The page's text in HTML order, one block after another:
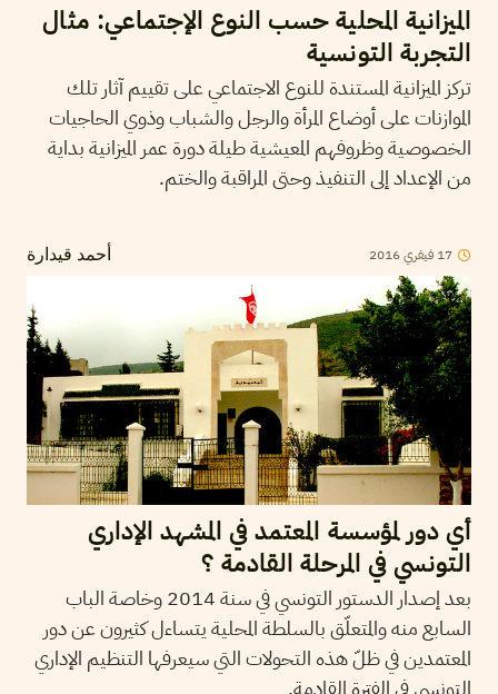
الميزانية المحلية حسب النوع الإجتماعي: مثال
التجربة التونسية
تركز الميزانية المستندة للنوع الاجتماعي على تقييم آثار تلك
الموازنات على أوضاع المرأة والرجل والشباب وذوي الحاجيات
الخصوصية وظروفهم المعيشية طيلة دورة عمر الميزانية بداية
من الإعداد إلى التنفيذ وحتى المراقبة والختم.
أحمد قيدارة 17 فيفري2016
أي دور لمؤسسة المعتمد في المشهد الإداري
التونسي في المرحلة القادمة ؟
بعد إصدار الدستور التونسي في سنة 2014 وخاصة الباب
السابع منه والمتعلّق بالسلطة المحلية يتساءل كثيرون عن دور
المعتمدين في ظلّ هذه التحولات التي سيعرفها التنظيم الإداري